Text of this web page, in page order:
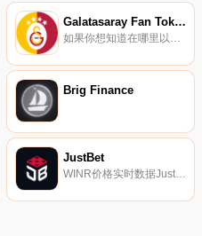
Galatasaray Fan Token
如果你想知道在哪里以当前价格购买Galatasaray Fan Token,目前交易{Galatasaray Fan Token]股票的顶级加密货币交易所是OKX、ByGALt、Bitget、DigiFinex和BKEX。您可以在我们的加密货币交易所页面上找到其他列表.
Brig Finance
JustBet
WINR价格实时数据JustBet将自己描述为一个去中心化和自主的游戏系统,没有人与人之间的互动,支付在任何时候都不能被篡改,“每个人都是赢家”.